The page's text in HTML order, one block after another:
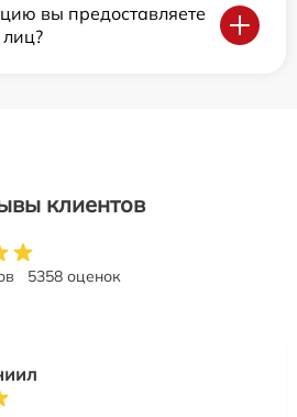
вы предоставляете
клиентов
5358 оценок